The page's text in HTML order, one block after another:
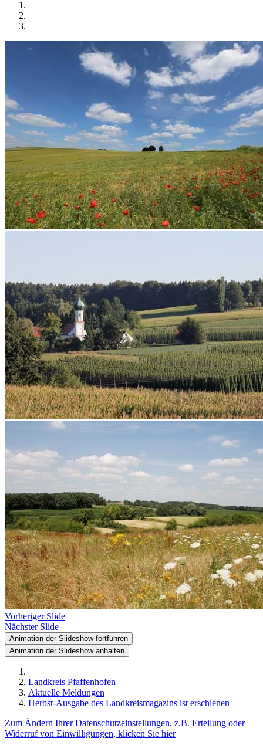
Vorheriger Slide
Nächster Slide
Animation der Slideshow fortführen
Animation der Slideshow anhalten
Landkreis Pfaffenhofen
Aktuelle Meldungen
Herbst-Ausgabe des Landkreismagazins ist erschienen
Zum Ändern Ihrer Datenschutzeinstellungen, z.B. Erteilung oder
Widerruf von Einwilligungen, klicken Sie hier